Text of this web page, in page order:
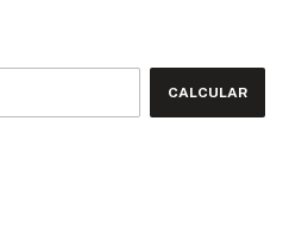
CALCULAR